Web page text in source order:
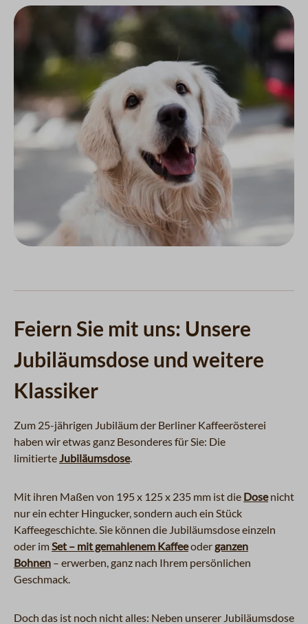
Feiern Sie mit uns: Unsere
Jubiläumsdose und weitere
Klassiker
Zum 25-jährigen Jubiläum der Berliner Kaffeerösterei
haben wir etwas ganz Besonderes für Sie: Die
limitierteJubiläumsdose.
Mit ihren Maßen von 195 x 125 x 235 mm ist die Dosenicht
nur ein echter Hingucker, sondern auch ein Stück
Kaffeegeschichte. Sie können die Jubiläumsdose einzeln
oder imSet – mit gemahlenem Kaffeeoder ganzen
Bohnen – erwerben, ganz nach Ihrem persönlichen
Geschmack.
Doch das ist noch nicht alles: Neben unserer Jubiläumsdose